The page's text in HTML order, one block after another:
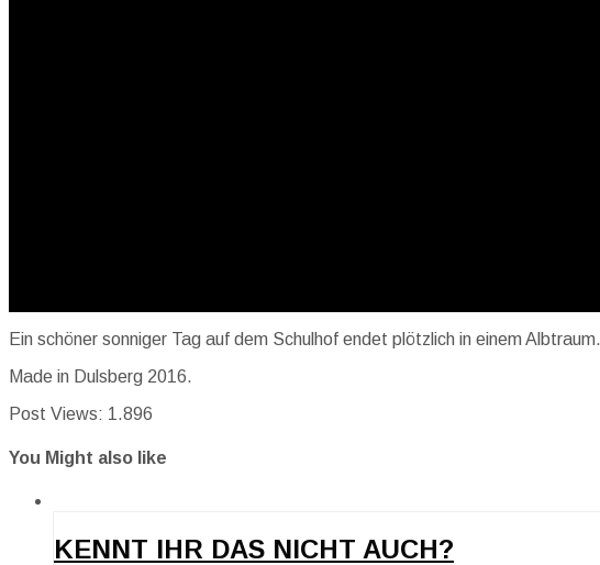
Ein schöner sonniger Tag auf dem Schulhof endet plötzlich in einem Albtraum.
Made in Dulsberg 2016.
Post Views: 1.896
You Might also like
KENNT IHR DAS NICHT AUCH?